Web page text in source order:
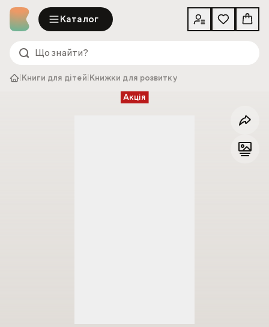
Каталог
Книги для дітей Книжки для розвитку
Акція